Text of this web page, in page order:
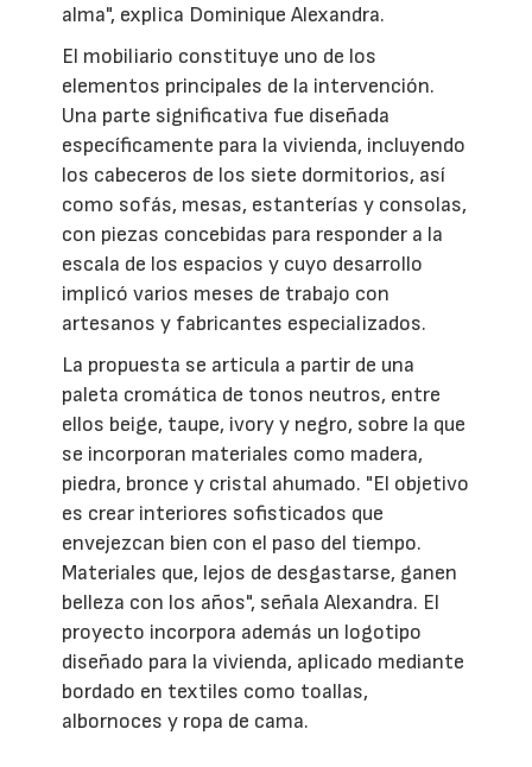
alma", explica Dominique Alexandra.
El mobiliario constituye uno de los
elementos principales de la intervención.
Una parte significativa fue diseñada
específicamente para la vivienda, incluyendo
los cabeceros de los siete dormitorios, así
como sofás, mesas, estanterías y consolas,
con piezas concebidas para responder a la
escala de los espacios y cuyo desarrollo
implicó varios meses de trabajo con
artesanos y fabricantes especializados.
La propuesta se articula a partir de una
paleta cromática de tonos neutros, entre
ellos beige, taupe, ivory y negro, sobre la que
se incorporan materiales como madera,
piedra, bronce y cristal ahumado. "El objetivo
es crear interiores sofisticados que
envejezcan bien con el paso del tiempo.
Materiales que, lejos de desgastarse, ganen
belleza con los años", señala Alexandra. El
proyecto incorpora además un logotipo
diseñado para la vivienda, aplicado mediante
bordado en textiles como toallas,
albornoces y ropa de cama.